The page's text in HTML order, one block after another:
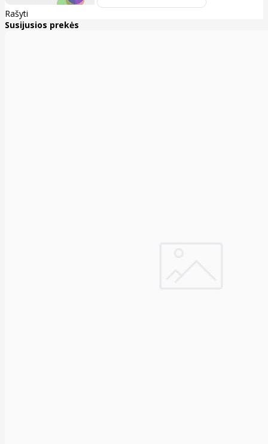
Rašyti
Susijusios prekės